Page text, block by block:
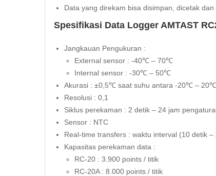
Data yang direkam bisa disimpan, dicetak dan
Spesifikasi Data Logger AMTAST
Jangkauan Pengukuran :
External sensor : -40℃ – 70℃
Internal sensor : -30℃ – 50℃
Akurasi : ±0,5℃ saat suhu antara -20℃ –
Resolusi : 0,1
Siklus perekaman : 2 detik – 24 jam
Sensor : NTC
Real-time transfers : waktu interval (10 detik
Kapasitas perekaman data :
RC-20 : 3.900 points / titik
RC-20A : 8.000 points / titik